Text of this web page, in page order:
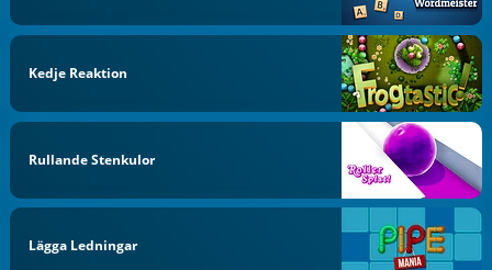
Kedje Reaktion
Rullande Stenkulor
Lägga Ledningar